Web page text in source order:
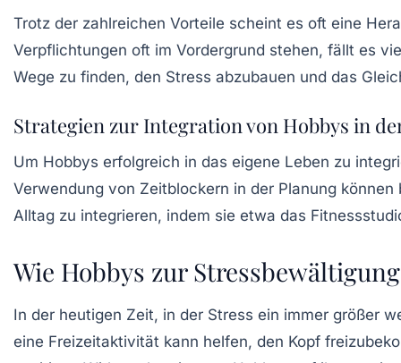
Trotz der zahlreichen Vorteile scheint es oft eine
Verpflichtungen oft im Vordergrund stehen, fällt es
Wege zu finden, den Stress abzubauen und das
Strategien zur Integration von Hobbys in
Um Hobbys erfolgreich in das eigene Leben zu
Verwendung von Zeitblockern in der Planung
Alltag zu integrieren, indem sie etwa das
Wie Hobbys zur
In der heutigen Zeit, in der Stress ein immer größer
eine Freizeitaktivität kann helfen, den Kopf